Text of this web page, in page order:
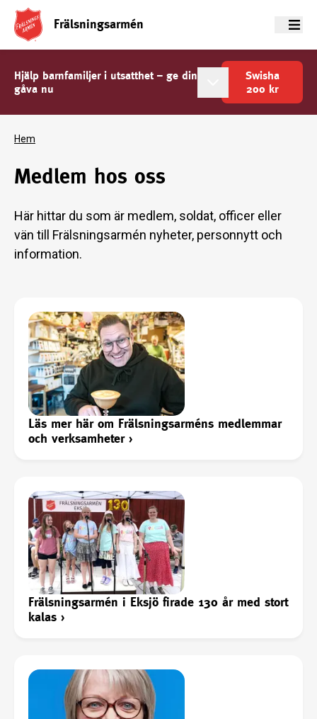
Frälsningsarmén Meny
Hjälp barnfamiljer i utsatthet – ge din
gåva nu
Swisha
200 kr
Hem
Medlem hos oss
Här hittar du som är medlem, soldat, officer eller
vän till Frälsningsarmén nyheter, personnytt och
information.
Läs mer här om Frälsningsarméns medlemmar
och verksamheter›
Frälsningsarmén i Eksjö firade 130 år med stort
kalas ›